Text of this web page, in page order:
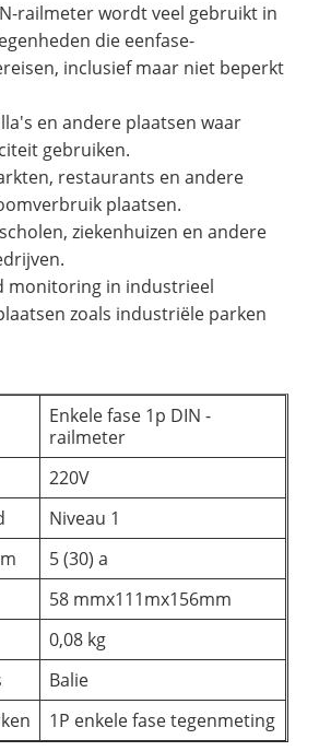
railmeter wordt veel gebruikt in
die eenfase-
inclusief maar niet beperkt
en andere plaatsen waar
gebruiken.
restaurants en andere
plaatsen.
ziekenhuizen en andere
monitoring in industrieel
zoals industriële parken
Enkele fase 1p DIN -
railmeter
220V
Niveau 1
5 (30) a
58 mmx111mx156mm
0,08 kg
Balie
1P enkele fase tegenmeting